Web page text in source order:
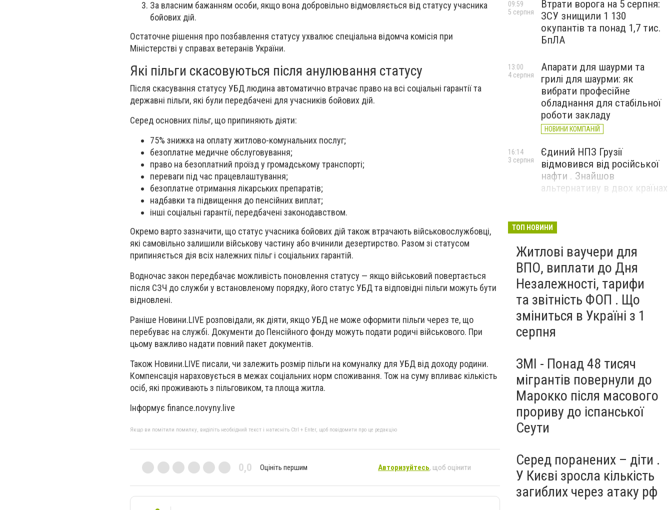
За власним бажанням особи, якщо вона добровільно відмовляється від статусу учасника
бойових дій.
Остаточне рішення про позбавлення статусу ухвалює спеціальна відомча комісія при
Міністерстві у справах ветеранів України.
Які пільги скасовуються після анулювання статусу
Після скасування статусу УБД людина автоматично втрачає право на всі соціальні гарантії та
державні пільги, які були передбачені для учасників бойових дій.
Серед основних пільг, що припиняють діяти:
75% знижка на оплату житлово-комунальних послуг;
безоплатне медичне обслуговування;
право на безоплатний проїзд у громадському транспорті;
переваги під час працевлаштування;
безоплатне отримання лікарських препаратів;
надбавки та підвищення до пенсійних виплат;
інші соціальні гарантії, передбачені законодавством.
Окремо варто зазначити, що статус учасника бойових дій також втрачають військовослужбовці,
які самовільно залишили військову частину або вчинили дезертирство. Разом зі статусом
припиняється дія всіх належних пільг і соціальних гарантій.
Водночас закон передбачає можливість поновлення статусу — якщо військовий повертається
після СЗЧ до служби у встановленому порядку, його статус УБД та відповідні пільги можуть бути
відновлені.
Раніше Новини.LIVE розповідали, як діяти, якщо УБД не може оформити пільги через те, що
перебуває на службі. Документи до Пенсійного фонду можуть подати родичі військового. При
цьому важливо надати повний пакет документів.
Також Новини.LIVE писали, чи залежить розмір пільги на комуналку для УБД від доходу родини.
Компенсація нараховується в межах соціальних норм споживання. Тож на суму впливає кількість
осіб, які проживають з пільговиком, та площа житла.
Інформує finance.novyny.live
Якщо ви помітили помилку, виділіть необхідний текст і натисніть Ctrl + Enter, щоб повідомити про це редакцію
0,0 Оцініть першим Авторизуйтесь, щоб оцінити
Втрати ворога на 5 серпня:
ЗСУ знищили 1 130
окупантів та понад 1,7 тис.
БпЛА
09:59
5 серпня
Апарати для шаурми та
грилі для шаурми: як
вибрати професійне
обладнання для стабільної
роботи закладу
НОВИНИ КОМПАНІЙ
13:00
4 серпня
Єдиний НПЗ Грузії
відмовився від російської
нафти . Знайшов
альтернативу в двох країнах
16:14
3 серпня
ЗСУ на Wildberries . 200 млрд
рф
3 серпня
ТОП НОВИНИ
Житлові ваучери для
ВПО, виплати до Дня
Незалежності, тарифи
та звітність ФОП . Що
зміниться в Україні з 1
серпня
ЗМІ - Понад 48 тисяч
мігрантів повернули до
Марокко після масового
прориву до іспанської
Сеути
Серед поранених – діти .
У Києві зросла кількість
загиблих через атаку рф